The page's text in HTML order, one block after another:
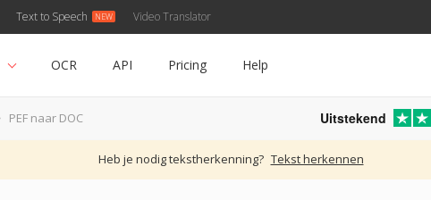
Text to Speech Video Translator
OCR API Pricing Help
PEF naar DOC Uitstekend
Heb je nodig tekstherkenning? Tekst herkennen